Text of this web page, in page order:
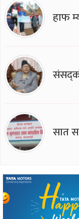
हाफ
सात